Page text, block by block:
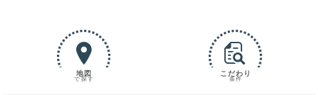
地図
で探す
こだわり
条件